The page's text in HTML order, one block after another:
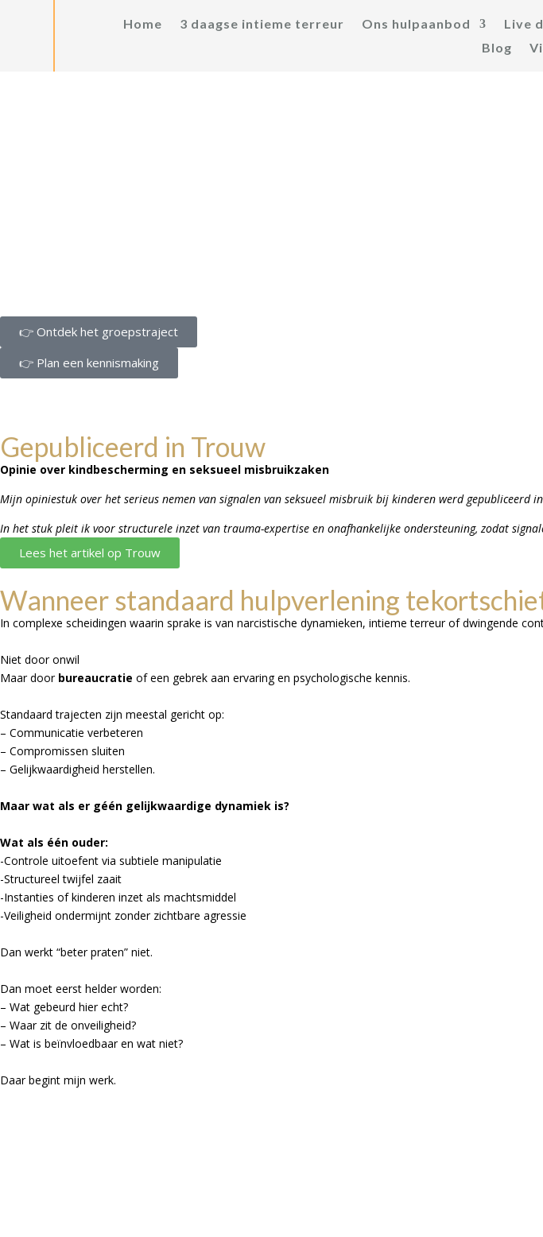
Home 3 daagse intieme terreur Ons hulpaanbod Live
Blog
👉 Ontdek het groepstraject
👉 Plan een kennismaking
Gepubliceerd in Trouw
Opinie over kindbescherming en seksueel misbruikzaken
Mijn opiniestuk over het serieus nemen van signalen van seksueel misbruik bij kinderen werd gepubliceerd
In het stuk pleit ik voor structurele inzet van trauma-expertise en onafhankelijke ondersteuning, zodat
Lees het artikel op Trouw
Wanneer standaard hulpverlening
In complexe scheidingen waarin sprake is van narcistische dynamieken, intieme terreur of dwingende
Niet door onwil
Maar door bureaucratie of een gebrek aan ervaring en psychologische kennis.
Standaard trajecten zijn meestal gericht op:
– Communicatie verbeteren
– Compromissen sluiten
– Gelijkwaardigheid herstellen.
Maar wat als er géén gelijkwaardige dynamiek is?
Wat als één ouder:
-Controle uitoefent via subtiele manipulatie
-Structureel twijfel zaait
-Instanties of kinderen inzet als machtsmiddel
-Veiligheid ondermijnt zonder zichtbare agressie
Dan werkt “beter praten” niet.
Dan moet eerst helder worden:
– Wat gebeurd hier echt?
– Waar zit de onveiligheid?
– Wat is beïnvloedbaar en wat niet?
Daar begint mijn werk.